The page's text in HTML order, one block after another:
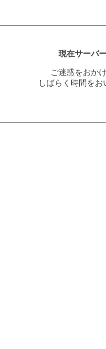
現在サーバ
ご迷惑をおか
しばらく時間を